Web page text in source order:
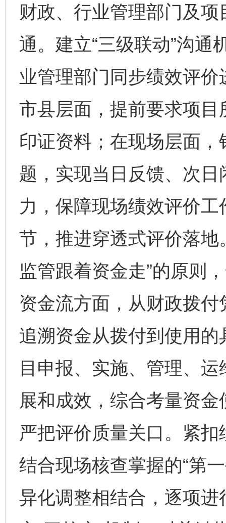
财政、行业管理部门及
通。建立“三级联动”沟
业管理部门同步绩效评
市县层面，提前要求项
印证资料；在现场层面
题，实现当日反馈、次
力，保障现场绩效评价
节，推进穿透式评价落地
监管跟着资金走”的原则
资金流方面，从财政拨
追溯资金从拨付到使用
目申报、实施、管理、
展和成效，综合考量资
严把评价质量关口。紧
结合现场核查掌握的“第
异化调整相结合，逐项